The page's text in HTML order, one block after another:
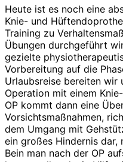
Heute ist es noch eine
Knie- und
Training zu
Übungen durchgeführt
gezielte
Vorbereitung auf die
Urlaubsreise bereiten wir
Operation mit einem
OP kommt dann eine
Vorsichtsmaßnahmen,
dem Umgang mit
ein großes Hindernis
Bein man nach der OP